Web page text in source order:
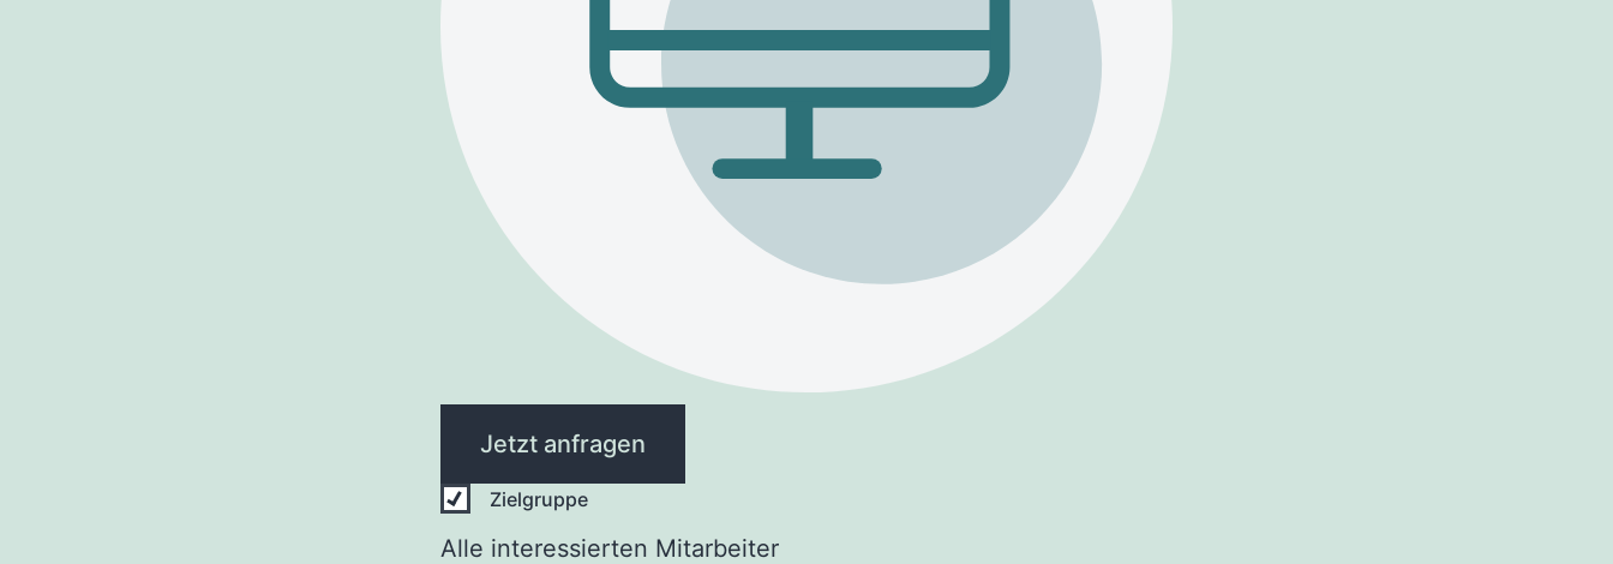
Jetzt anfragen
Zielgruppe
Alle interessierten Mitarbeiter